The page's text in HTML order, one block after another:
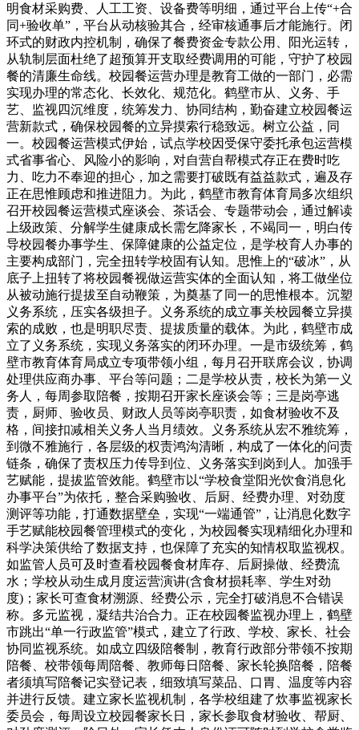
明食材采购费、人工工资、设备费等明细，通过平台上传“+合
同+验收单”，平台从动核验其合，经审核通事后才能施行。闭
环式的财政内控机制，确保了餐费资金专款公用、阳光运转，
从轨制层面杜绝了超预算开支取经费调用的可能，守护了校园
餐的清廉生命线。校园餐运营办理是教育工做的一部门，必需
实现办理的常态化、长效化、规范化。鹤壁市从、义务、手
艺、监视四沉维度，统筹发力、协同结构，勤奋建立校园餐运
营新款式，确保校园餐的立异摸索行稳致远。树立公益，同
一。校园餐运营模式伊始，试点学校因受保守委托承包运营模
式省事省心、风险小的影响，对自营自帮模式存正在费时吃
力、吃力不奉迎的担心，加之需要打破既有益益款式，遍及存
正在思惟顾虑和推进阻力。为此，鹤壁市教育体育局多次组织
召开校园餐运营模式座谈会、茶话会、专题带动会，通过解读
上级政策、分解学生健康成长需乞降家长，不竭同一，明白传
导校园餐办事学生、保障健康的公益定位，是学校育人办事的
主要构成部门，完全扭转学校固有认知。思惟上的“破冰”，从
底子上扭转了将校园餐视做运营实体的全面认知，将工做坐位
从被动施行提拔至自动鞭策，为奠基了同一的思惟根本。沉塑
义务系统，压实各级担子。义务系统的成立事关校园餐立异摸
索的成败，也是明职尽责、提拔质量的载体。为此，鹤壁市成
立了义务系统，实现义务落实的闭环办理。一是市级统筹，鹤
壁市教育体育局成立专项带领小组，每月召开联席会议，协调
处理供应商办事、平台等问题；二是学校从责，校长为第一义
务人，每周参取陪餐，按期召开家长座谈会等；三是岗亭逃
责，厨师、验收员、财政人员等岗亭职责，如食材验收不及
格，间接扣减相关义务人当月绩效。义务系统从宏不雅统筹，
到微不雅施行，各层级的权责鸿沟清晰，构成了一体化的问责
链条，确保了责权压力传导到位、义务落实到岗到人。加强手
艺赋能，提拔监管效能。鹤壁市以“学校食堂阳光饮食消息化
办事平台”为依托，整合采购验收、后厨、经费办理、对劲度
测评等功能，打通数据壁垒，实现“一端通管”，让消息化数字
手艺赋能校园餐管理模式的变化，为校园餐实现精细化办理和
科学决策供给了数据支持，也保障了充实的知情权取监视权。
如监管人员可及时查看校园餐食材库存、后厨操做、经费流
水；学校从动生成月度运营演讲(含食材损耗率、学生对劲
度)；家长可查食材溯源、经费公示，完全打破消息不合错误
称。多元监视，凝结共治合力。正在校园餐监视办理上，鹤壁
市跳出“单一行政监管”模式，建立了行政、学校、家长、社会
协同监视系统。如成立四级陪餐制，教育行政部分带领不按期
陪餐、校带领每周陪餐、教师每日陪餐、家长轮换陪餐，陪餐
者须填写陪餐记实登记表，细致填写菜品、口胃、温度等内容
并进行反馈。建立家长监视机制，各学校组建了炊事监视家长
委员会，每周设立校园餐家长日，家长参取食材验收、帮厨、